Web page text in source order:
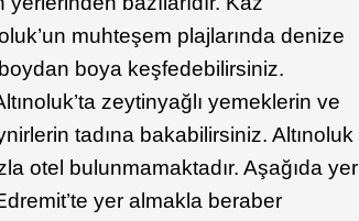
muhteşem plajlarında denize
boya keşfedebilirsiniz.
zeytinyağlı yemeklerin ve
tadına bakabilirsiniz. Altınoluk
otel bulunmamaktadır. Aşağıda yer
yer almakla beraber